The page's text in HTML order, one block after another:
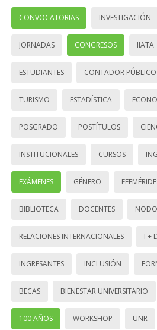
CONVOCATORIAS INVESTIGACIÓN
JORNADAS CONGRESOS IIATA
ESTUDIANTES CONTADOR PÚBLICO
TURISMO ESTADÍSTICA
POSGRADO POSTÍTULOS
INSTITUCIONALES CURSOS
EXÁMENES GÉNERO
BIBLIOTECA DOCENTES
RELACIONES INTERNACIONALES I +
INGRESANTES INCLUSIÓN
BECAS BIENESTAR UNIVERSITARIO
100 AÑOS WORKSHOP UNR